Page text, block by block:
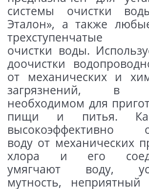
системы очистки
Эталон», а также
трехступенчатые
очистки воды.
доочистки
от механических и
загрязнений, в
необходимом для
пищи и питья.
высокоэффективно
воду от механических
хлора и его
умягчают воду,
мутность,